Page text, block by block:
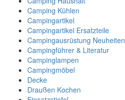
Camping Kühlen
Campingartikel
Campingartikel Ersatzteile
Campingausrüstung Neuheiten
Campingführer & Literatur
Campinglampen
Campingmöbel
Decke
Draußen Kochen